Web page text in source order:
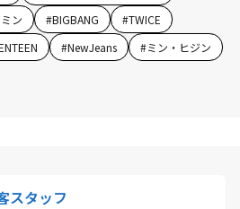
ン #BIGBANG #TWICE
#NewJeans #ミン・ヒジン
スタッフ